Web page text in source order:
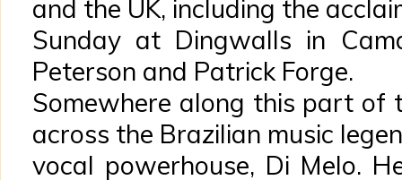
and the UK, including the
Sunday at Dingwalls in
Peterson and Patrick Forge.
Somewhere along this part of
across the Brazilian music
vocal powerhouse, Di Melo.